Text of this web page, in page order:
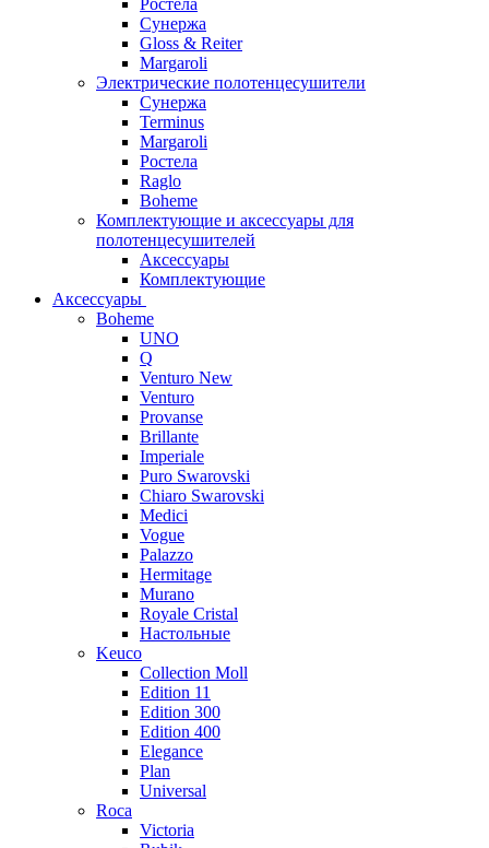
Ростела
Сунержа
Gloss & Reiter
Margaroli
Электрические полотенцесушители
Сунержа
Terminus
Margaroli
Ростела
Raglo
Boheme
Комплектующие и аксессуары для
полотенцесушителей
Аксессуары
Комплектующие
Аксессуары
Boheme
UNO
Q
Venturo New
Venturo
Provanse
Brillante
Imperiale
Puro Swarovski
Chiaro Swarovski
Medici
Vogue
Palazzo
Hermitage
Murano
Royale Cristal
Настольные
Keuco
Collection Moll
Edition 11
Edition 300
Edition 400
Elegance
Plan
Universal
Roca
Victoria